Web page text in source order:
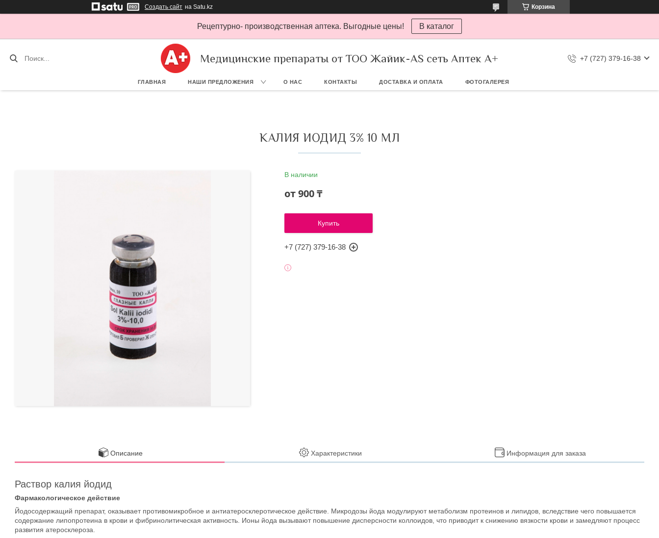
Создать сайт на Satu.kz Корзина
Рецептурно- производственная аптека. Выгодные цены! В каталог
Медицинские препараты от ТОО Жайик-AS сеть Аптек А+ +7 (727) 379-16-38
ГЛАВНАЯ НАШИ ПРЕДЛОЖЕНИЯ О НАС КОНТАКТЫ ДОСТАВКА И ОПЛАТА ФОТОГАЛЕРЕЯ
КАЛИЯ ИОДИД 3% 10 МЛ
В наличии
от900 ₸
Купить
+7 (727) 379-16-38
Описание Характеристики Информация для заказа
Раствор калия йодид
Фармакологическое действие
Йодосодержащий препарат, оказывает противомикробное и антиатеросклеротическое действие. Микродозы йода модулируют метаболизм протеинов и липидов, вследствие чего повышается
содержание липопротеина в крови и фибринолитическая активность. Ионы йода вызывают повышение дисперсности коллоидов, что приводит к снижению вязкости крови и замедляют процесс
развития атеросклероза.